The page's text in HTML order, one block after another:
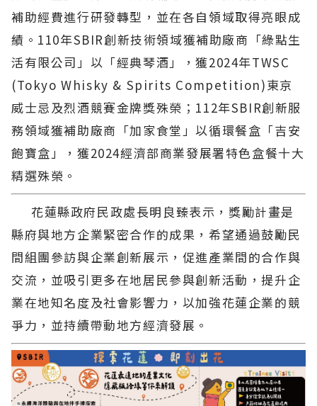
補助經費進行研發轉型，並在各自領域取得亮眼成
績。110年SBIR創新技術領域獲補助廠商「綠點生
活有限公司」以「經典琴酒」，獲2024年TWSC
(Tokyo Whisky & Spirits Competition)東京
威士忌及烈酒競賽金牌獎殊榮；112年SBIR創新服
務領域獲補助廠商「加家食堂」以循環餐盒「吉安
飽寶盒」，獲2024經濟部商業發展署特色盒餐十大
精選殊榮。
花蓮縣政府民政處長明良臻表示，獎勵計畫是
縣府與地方企業緊密合作的成果，希望通過鼓勵民
間組團參訪與企業創新展示，促進產業間的合作與
交流，並吸引更多在地居民參與創新活動，提升企
業在地知名度及社會影響力，以加強花蓮企業的競
爭力，並持續帶動地方經濟發展。